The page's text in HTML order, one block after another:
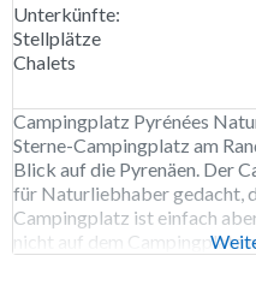
Unterkünfte:
Stellplätze
Chalets
Campingplatz Pyrénées
Sterne-Campingplatz am
Blick auf die Pyrenäen. Der
für Naturliebhaber gedacht,
Campingplatz ist einfach
nicht auf dem Campingplatz